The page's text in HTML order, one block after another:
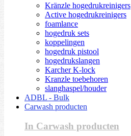
Kränzle hogedrukreinigers
Active hogedrukreinigers
foamlance
hogedruk sets
koppelingen
hogedruk pistool
hogedrukslangen
Karcher K-lock
Kranzle toebehoren
slanghaspel/houder
ADBL - Bulk
Carwash producten
In Carwash producten